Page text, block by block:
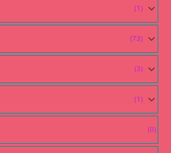
(1)
(73)
(3)
(1)
(0)